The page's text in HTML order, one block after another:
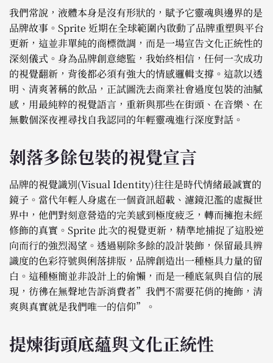
我們常說，液體本身是沒有形狀的，賦予它靈魂與邊界的是
品牌故事。Sprite 近期在全球範圍內啟動了品牌重塑與平台
更新，這並非單純的商標微調，而是一場宣告文化正統性的
深刻儀式。身為品牌創意總監，我始終相信，任何一次成功
的視覺翻新，背後都必須有強大的情感邏輯支撐。這款以透
明、清爽著稱的飲品，正試圖洗去商業社會過度包裝的油膩
感，用最純粹的視覺語言，重新與那些在街頭、在音樂、在
無數個深夜裡尋找自我認同的年輕靈魂進行深度對話。
剝落多餘包裝的視覺宣言
品牌的視覺識別(Visual Identity)往往是時代情緒最誠實的
鏡子。當代年輕人身處在一個資訊超載、濾鏡氾濫的虛擬世
界中，他們對刻意營造的完美感到極度疲乏，轉而擁抱未經
修飾的真實。Sprite 此次的視覺更新，精準地捕捉了這股逆
向而行的強烈渴望。透過剔除多餘的設計裝飾，保留最具辨
識度的色彩符號與俐落排版，品牌創造出一種極具力量的留
白。這種極簡並非設計上的偷懶，而是一種底氣與自信的展
現，彷彿在無聲地告訴消費者”我們不需要花俏的掩飾，清
爽與真實就是我們唯一的信仰”。
提煉街頭底蘊與文化正統性